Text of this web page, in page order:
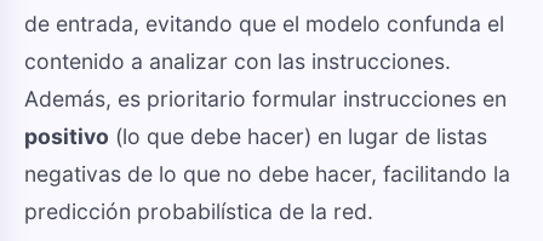
de entrada, evitando que el modelo confunda el
contenido a analizar con las instrucciones.
Además, es prioritario formular instrucciones en
positivo (lo que debe hacer) en lugar de listas
negativas de lo que no debe hacer, facilitando la
predicción probabilística de la red.